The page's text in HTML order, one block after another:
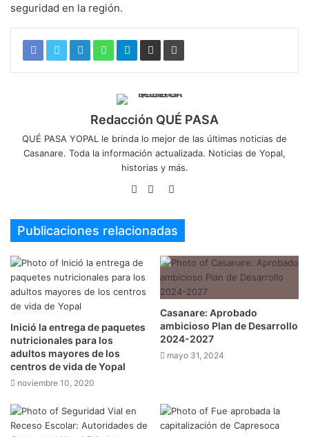
seguridad en la región.
Redacción QUÉ PASA
QUÉ PASA YOPAL le brinda lo mejor de las últimas noticias de
Casanare. Toda la información actualizada. Noticias de Yopal,
historias y más.
Sitio Facebook
Twitter
Publicaciones relacionadas
Inició la entrega de paquetes
nutricionales para los
adultos mayores de los
centros de vida de Yopal
noviembre 10, 2020
Casanare: Aprobado
ambicioso Plan de Desarrollo
2024-2027
mayo 31, 2024